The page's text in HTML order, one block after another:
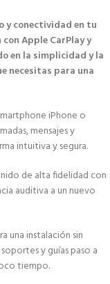
y conectividad en tu
Apple CarPlay y
en la simplicidad y la
necesitas para una
iPhone o
mensajes y
intuitiva y segura.
de alta fidelidad con
auditiva a un nuevo
una instalación sin
y guías paso a
tiempo.